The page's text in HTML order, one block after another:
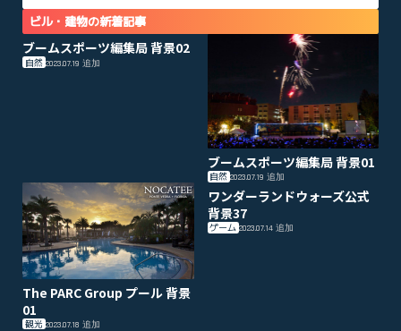
ビル・建物の新着記事
ブームスポーツ編集局 背景02
自然 2023.07.19 追加
ブームスポーツ編集局 背景01
自然 2023.07.19追加
The PARC Group プール 背景
01
観光 2023.07.18 追加
ワンダーランドウォーズ公式
背景37
ゲーム 2023.07.14追加